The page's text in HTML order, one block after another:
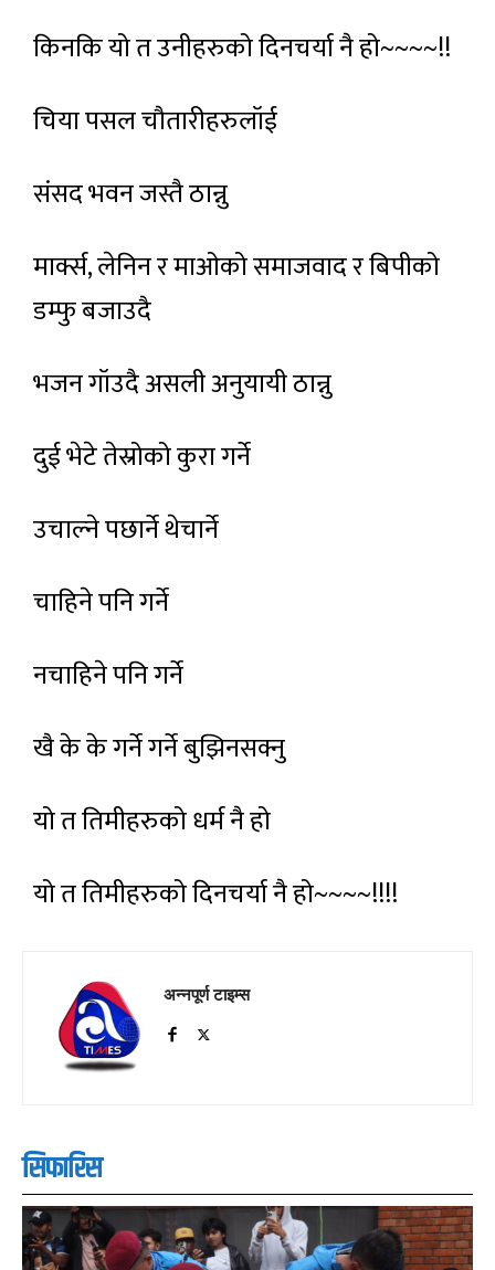
किनकि यो त उनीहरुको दिनचर्या नै हो~~~~!!
चिया पसल चौतारीहरुलॉई
संसद भवन जस्तै ठान्नु
मार्क्स, लेनिन र माओको समाजवाद र बिपीको
डम्फु बजाउदै
भजन गॉउदै असली अनुयायी ठान्नु
दुई भेटे तेस्रोको कुरा गर्ने
उचाल्ने पछार्ने थेचार्ने
चाहिने पनि गर्ने
नचाहिने पनि गर्ने
खै के के गर्ने गर्ने बुझिनसक्नु
यो त तिमीहरुको धर्म नै हो
यो त तिमीहरुको दिनचर्या नै हो~~~~!!!!
अन्नपूर्ण टाइम्स
सिफारिस